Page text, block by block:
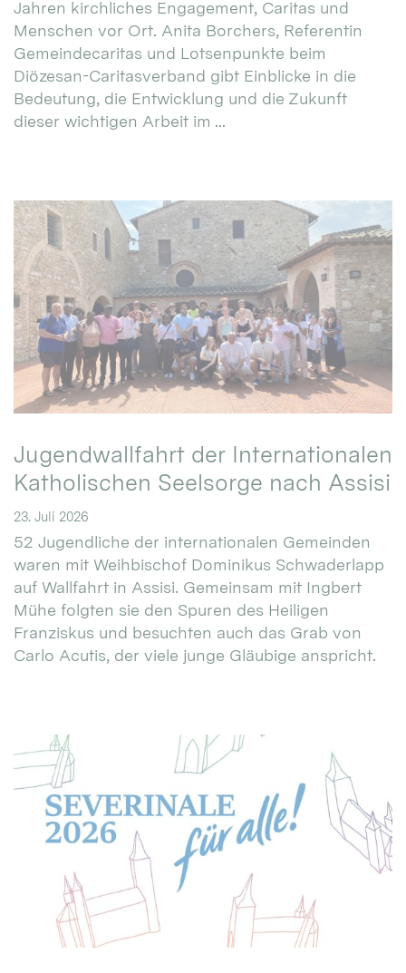
Jahren kirchliches Engagement, Caritas und
Menschen vor Ort. Anita Borchers, Referentin
Gemeindecaritas und Lotsenpunkte beim
Diözesan-Caritasverband gibt Einblicke in die
Bedeutung, die Entwicklung und die Zukunft
dieser wichtigen Arbeit im ...
Jugendwallfahrt der Internationalen
Katholischen Seelsorge nach Assisi
23. Juli 2026
52 Jugendliche der internationalen Gemeinden
waren mit Weihbischof Dominikus Schwaderlapp
auf Wallfahrt in Assisi. Gemeinsam mit Ingbert
Mühe folgten sie den Spuren des Heiligen
Franziskus und besuchten auch das Grab von
Carlo Acutis, der viele junge Gläubige anspricht.